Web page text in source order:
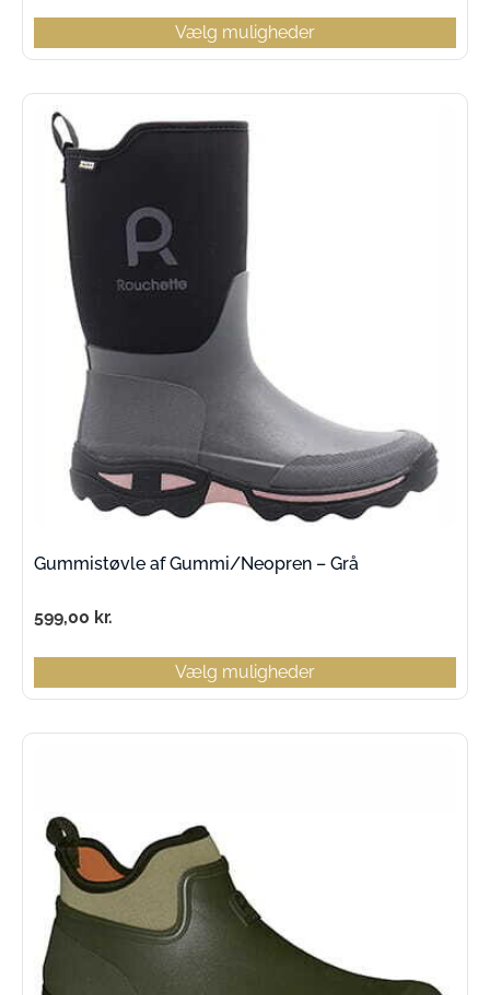
Vælg muligheder
Gummistøvle af Gummi/Neopren – Grå
599,00 kr.
Vælg muligheder